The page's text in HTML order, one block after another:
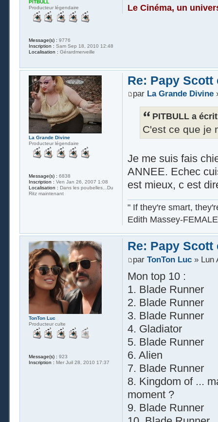
Le Cinéma, un
PITBULL
Producteur légendaire
Message(s) : 9776
Inscription : Sam Sep 18, 2010 12:48
Localisation : Gérardmerveille
Re: Papy Scott
par La Grande Divine
PITBULL a
C'est ce que je
Je me suis fais
ANNEE. Echec
est mieux, c est
" If they're smart,
Edith Massey-
La Grande Divine
Producteur légendaire
Message(s) : 6838
Inscription : Ven Jan 26, 2007 1:08
Localisation : Dans les poubelles...Du
Ritz maintenant
Re: Papy Scott
par TonTon Luc» Lun
Mon top 10 :
1. Blade Runner
2. Blade Runner
3. Blade Runner
4. Gladiator
5. Blade Runner
6. Alien
7. Blade Runner
8. Kingdom of ...
moment ?
9. Blade Runner
TonTon Luc
Producteur culte
Message(s) : 923
Inscription : Mer Juil 28, 2010 17:37